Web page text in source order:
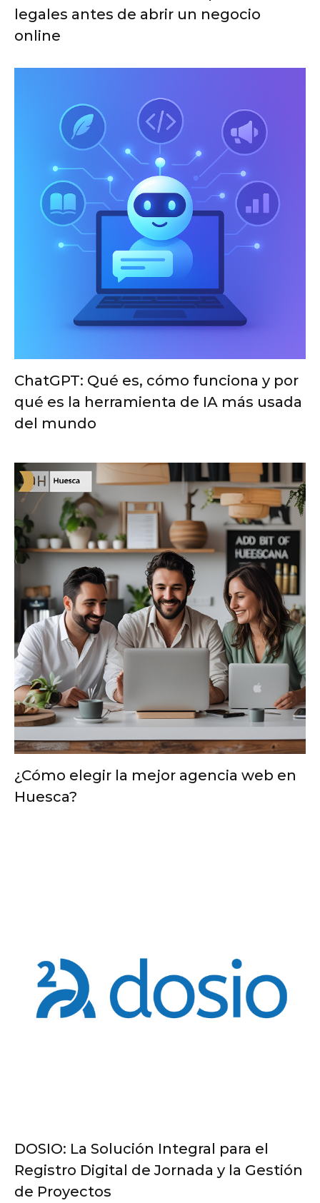
legales antes de abrir un negocio
online
ChatGPT: Qué es, cómo funciona y por
qué es la herramienta de IA más usada
del mundo
¿Cómo elegir la mejor agencia web en
Huesca?
DOSIO: La Solución Integral para el
Registro Digital de Jornada y la Gestión
de Proyectos